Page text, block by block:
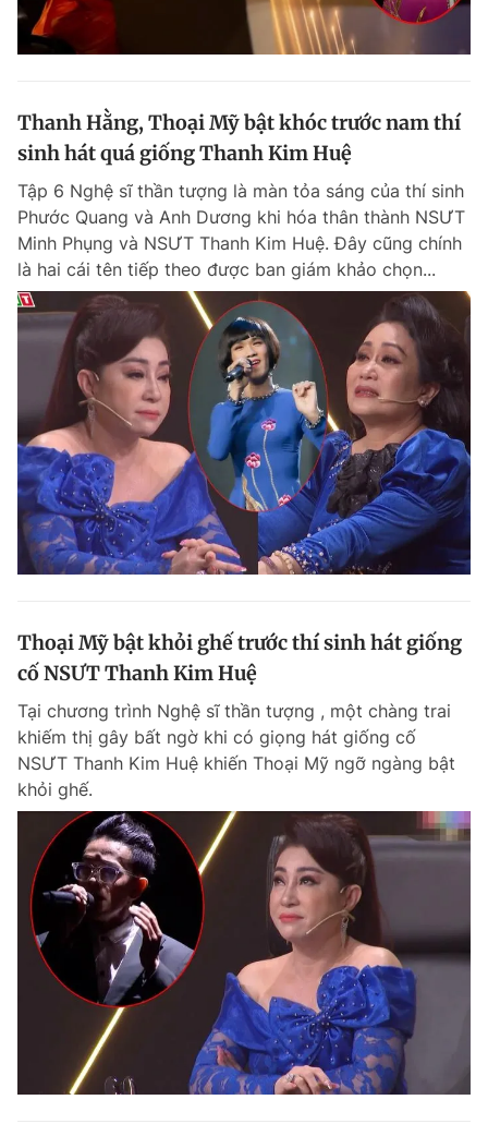
Thanh Hằng, Thoại Mỹ bật khóc trước nam thí
sinh hát quá giống Thanh Kim Huệ
Tập 6 Nghệ sĩ thần tượng là màn tỏa sáng của thí sinh
Phước Quang và Anh Dương khi hóa thân thành NSƯT
Minh Phụng và NSƯT Thanh Kim Huệ. Đây cũng chính
là hai cái tên tiếp theo được ban giám khảo chọn...
Thoại Mỹ bật khỏi ghế trước thí sinh hát giống
cố NSƯT Thanh Kim Huệ
Tại chương trình Nghệ sĩ thần tượng , một chàng trai
khiếm thị gây bất ngờ khi có giọng hát giống cố
NSƯT Thanh Kim Huệ khiến Thoại Mỹ ngỡ ngàng bật
khỏi ghế.